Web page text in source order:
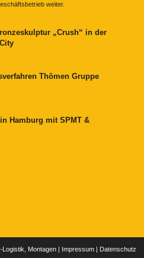
weiter.
„Crush“ in der
Thömen Gruppe
Hamburg mit SPMT &
Montagen | Impressum | Datenschutz